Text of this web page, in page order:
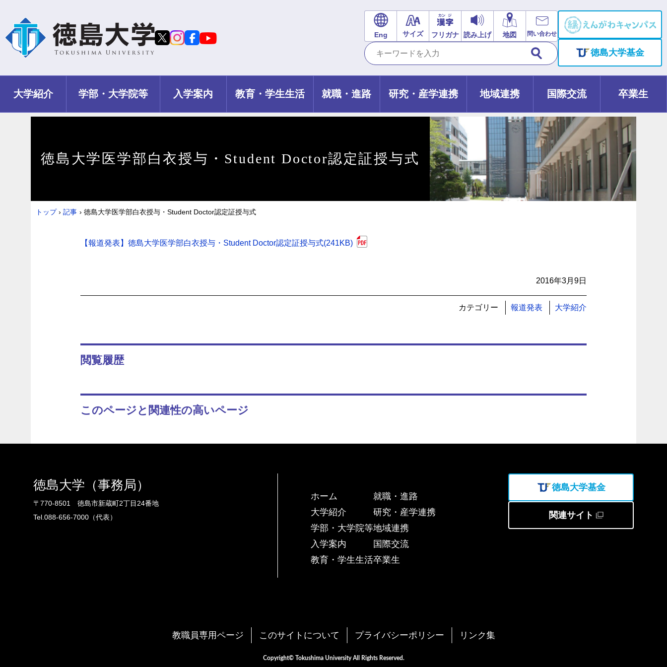
Eng サイズ フリガナ 読み上げ 地図 問い合わせ
徳島大学基金
大学紹介 学部・大学院等 入学案内 教育・学生生活 就職・進路 研究・産学連携 地域連携 国際交流 卒業生
徳島大学医学部白衣授与・Student Doctor認定証授与式
トップ › 記事 › 徳島大学医学部白衣授与・Student Doctor認定証授与式
【報道発表】徳島大学医学部白衣授与・Student Doctor認定証授与式(241KB)
2016年3月9日
カテゴリー 報道発表 大学紹介
閲覧履歴
このページと関連性の高いページ
徳島大学（事務局）
〒770-8501 徳島市新蔵町2丁目24番地
Tel.088-656-7000（代表）
ホーム
大学紹介
学部・大学院等
入学案内
教育・学生生活
就職・進路
研究・産学連携
地域連携
国際交流
卒業生
徳島大学基金
関連サイト
教職員専用ページ このサイトについて プライバシーポリシー リンク集
Copyright© Tokushima University All Rights Reserved.